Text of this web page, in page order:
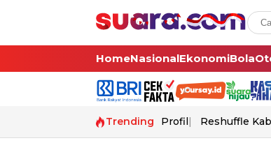
HomeNasionalEkonomiBola
Trending Profil Reshuffle